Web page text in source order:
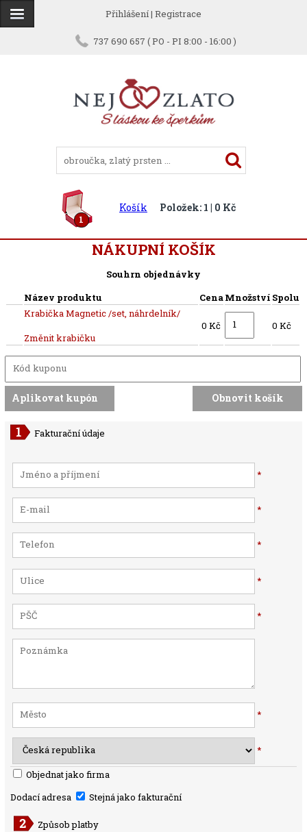
Přihlášení| Registrace
737 690 657 ( PO - PI 8:00 - 16:00 )
1
Košík Položek: 1 | 0 Kč
NÁKUPNÍ KOŠÍK
Souhrn objednávky
Název produktu
CenaMnožství Spolu
Krabička Magnetic /set, náhrdelník/
Změnit krabičku
0 Kč 0 Kč
Fakturační údaje
*
*
*
*
*
*
*
Objednat jako firma
Dodací adresa
Stejná jako fakturační
Způsob platby